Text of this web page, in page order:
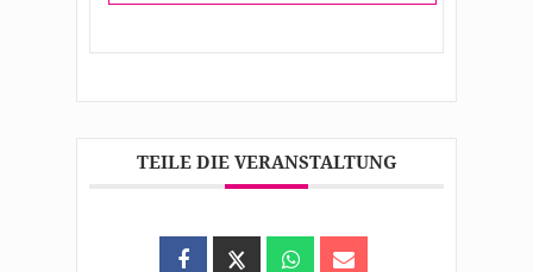
TEILE DIE VERANSTALTUNG